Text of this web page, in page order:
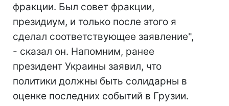
фракции. Был совет фракции,
президиум, и только после этого я
сделал соответствующее заявление",
- сказал он. Напомним, ранее
президент Украины заявил, что
политики должны быть солидарны в
оценке последних событий в Грузии.